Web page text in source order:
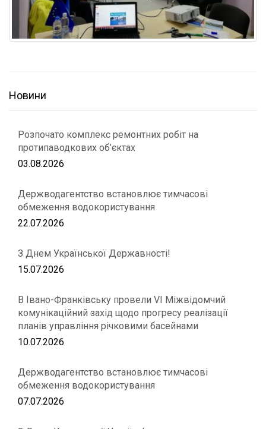
Новини
Розпочато комплекс ремонтних робіт на
протипаводкових об’єктах
03.08.2026
Держводагентство встановлює тимчасові
обмеження водокористування
22.07.2026
З Днем Української Державності!
15.07.2026
В Івано-Франківську провели VІ Міжвідомчий
комунікаційний захід щодо прогресу реалізації
планів управління річковими басейнами
10.07.2026
Держводагентство встановлює тимчасові
обмеження водокористування
07.07.2026